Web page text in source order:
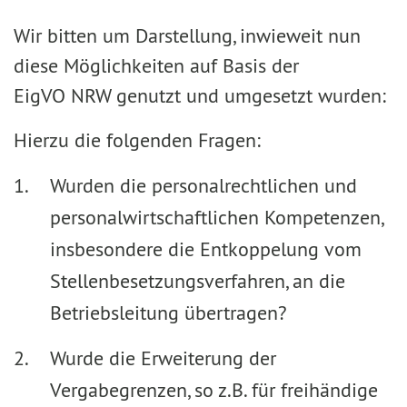
Wir bitten um Darstellung, inwieweit nun
diese Möglichkeiten auf Basis der
EigVO NRW genutzt und umgesetzt wurden:
Hierzu die folgenden Fragen:
Wurden die personalrechtlichen und
personalwirtschaftlichen Kompetenzen,
insbesondere die Entkoppelung vom
Stellenbesetzungsverfahren, an die
Betriebsleitung übertragen?
Wurde die Erweiterung der
Vergabegrenzen, so z.B. für freihändige